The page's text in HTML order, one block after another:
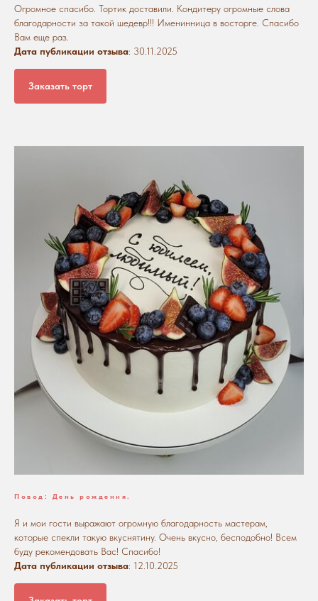
Огромное спасибо. Тортик доставили. Кондитеру огромные слова
благодарности за такой шедевр!!! Именинница в восторге. Спасибо
Вам еще раз.
Дата публикации отзыва: 30.11.2025
Заказать торт
Повод: День рождения.
Я и мои гости выражают огромную благодарность мастерам,
которые спекли такую вкуснятину. Очень вкусно, бесподобно! Всем
буду рекомендовать Вас! Спасибо!
Дата публикации отзыва: 12.10.2025